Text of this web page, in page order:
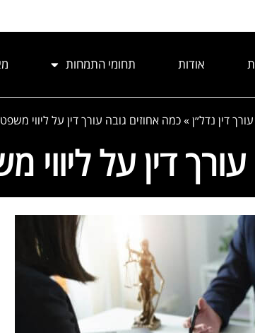
אודות תחומי התמחות
עורך דין נדל״ן»כמה אחוזים גובה עורך דין על ליווי
דין על ליווי